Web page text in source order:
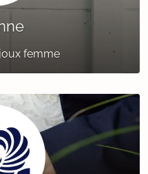
femme